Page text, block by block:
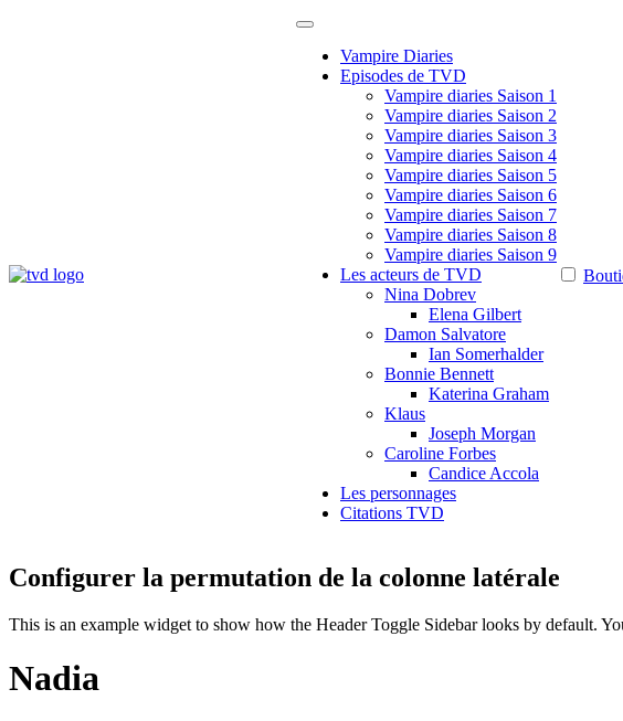
Vampire Diaries France
Le site fan français TVD, The Originals et
Vampire Diaries
Episodes de TVD
Vampire diaries Saison 1
Vampire diaries Saison 2
Vampire diaries Saison 3
Vampire diaries Saison 4
Vampire diaries Saison 5
Vampire diaries Saison 6
Vampire diaries Saison 7
Vampire diaries Saison 8
Vampire diaries Saison 9
Les acteurs de TVD
Nina Dobrev
Elena Gilbert
Damon Salvatore
Ian Somerhalder
Bonnie Bennett
Katerina Graham
Klaus
Joseph Morgan
Caroline Forbes
Candice Accola
Les personnages
Citations TVD
Configurer la permutation de la colonne latérale
This is an example widget to show how the Header Toggle Sidebar looks by default.
Nadia